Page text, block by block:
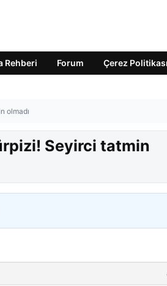
Rehberi Forum Çerez Politikası
olmadı
Seyirci tatmin